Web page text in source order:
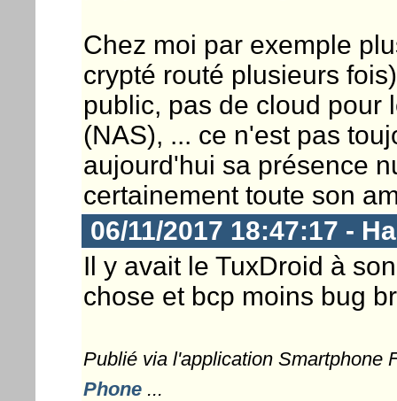
Chez moi par exemple
crypté routé plusieurs
public, pas de cloud pour
(NAS), ... ce n'est pas
aujourd'hui sa présence
certainement toute son
06/11/2017 18:47:17 -
Il y avait le TuxDroid à
chose et bcp moins bug
Publié via l'application Smartphone
Phone...